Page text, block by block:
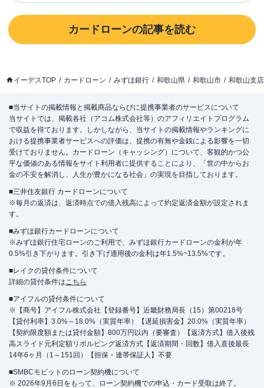
カードローンの記事を読む
イーデスTOP カードローン みずほ銀行 和歌山県 和歌山市 和歌山支店
■当サイトの掲載情報と掲載商品ならびに提携事業者のサービスについて
当サイトでは、掲載各社（アコム株式会社等）のアフィリエイトプログラム
で収益を得ております。しかしながら、当サイトの掲載情報やランキングに
おける提携事業者サービスへの評価は、提携の有無や金銭による影響を一切
受けておりません。カードローン（キャッシング）について、客観的かつ公
平な価値のある情報をサイト利用者に提供することにより、「世の中からお
金の不安を解消し、人生が豊かになる社会」の実現を目指しております。
■三井住友銀行 カードローンについて
※毎月の返済は、返済時点での借入残高によって約定返済金額が設定されま
す。
■みずほ銀行カードローンについて
※みずほ銀行住宅ローンのご利用で、みずほ銀行カードローンの金利が年
0.5%引き下がります。引き下げ適用後の金利は年1.5%~13.5%です。
■レイクの貸付条件について
詳細の貸付条件はこちら
■アイフルの貸付条件について
※【商号】アイフル株式会社【登録番号】近畿財務局長（15）第00218号
【貸付利率】3.0%～18.0%（実質年率）【遅延損害金】20.0%（実質年率）
【契約限度額または貸付金額】800万円以内（要審査）【返済方式】借入後残
高スライド元利定額リボルビング返済方式【返済期間・回数】借入直後最長
14年6ヶ月（1～151回）【担保・連帯保証人】不要
■SMBCモビットのローン契約機について
※ 2026年9月6日をもって、ローン契約機での申込・カード受取は終了。